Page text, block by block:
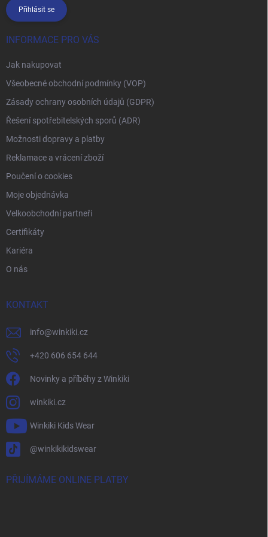
Přihlásit se
INFORMACE PRO VÁS
Jak nakupovat
Všeobecné obchodní podmínky (VOP)
Zásady ochrany osobních údajů (GDPR)
Řešení spotřebitelských sporů (ADR)
Možnosti dopravy a platby
Reklamace a vrácení zboží
Poučení o cookies
Moje objednávka
Velkoobchodní partneři
Certifikáty
Kariéra
O nás
KONTAKT
info@winkiki.cz
+420 606 654 644
Novinky a příběhy z Winkiki
winkiki.cz
Winkiki Kids Wear
@winkikikidswear
PŘIJÍMÁME ONLINE PLATBY